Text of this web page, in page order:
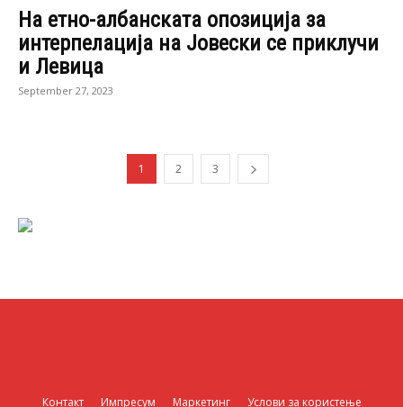
На етно-албанската опозиција за
интерпелација на Јовески се приклучи
и Левица
September 27, 2023
1 2 3
Контакт Импресум Маркетинг Услови за користење